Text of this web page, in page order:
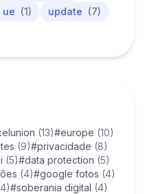
ue (1) update (7)
(13)#europe (10)
(9)#privacidade (8)
(5)#data protection (5)
(4)#google fotos (4)
#soberania digital (4)